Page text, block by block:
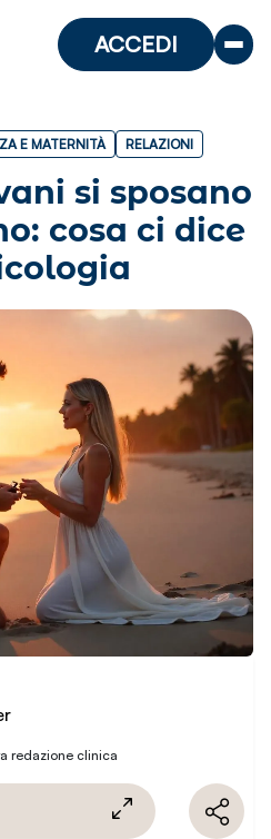
ACCEDI
E MATERNITÀ RELAZIONI
si sposano
cosa ci dice
redazione clinica